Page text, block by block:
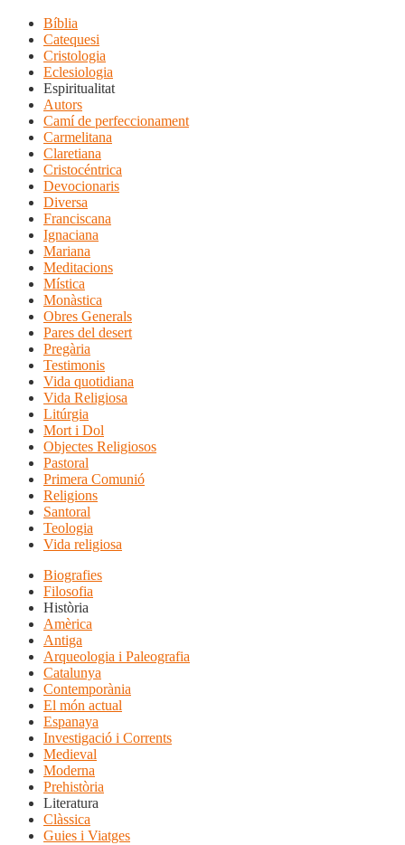
Bíblia
Catequesi
Cristologia
Eclesiologia
Espiritualitat
Autors
Camí de perfeccionament
Carmelitana
Claretiana
Cristocéntrica
Devocionaris
Diversa
Franciscana
Ignaciana
Mariana
Meditacions
Mística
Monàstica
Obres Generals
Pares del desert
Pregària
Testimonis
Vida quotidiana
Vida Religiosa
Litúrgia
Mort i Dol
Objectes Religiosos
Pastoral
Primera Comunió
Religions
Santoral
Teologia
Vida religiosa
Biografies
Filosofia
Història
Amèrica
Antiga
Arqueologia i Paleografia
Catalunya
Contemporània
El món actual
Espanaya
Investigació i Corrents
Medieval
Moderna
Prehistòria
Literatura
Clàssica
Guies i Viatges